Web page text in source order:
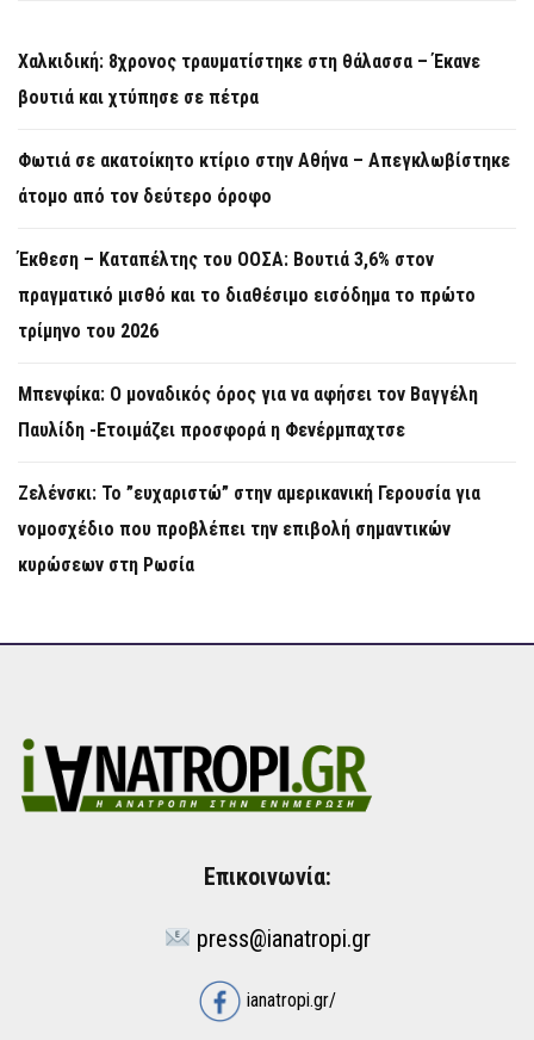
Χαλκιδική: 8χρονος τραυματίστηκε στη θάλασσα – Έκανε
βουτιά και χτύπησε σε πέτρα
Φωτιά σε ακατοίκητο κτίριο στην Αθήνα – Απεγκλωβίστηκε
άτομο από τον δεύτερο όροφο
Έκθεση – Καταπέλτης του ΟΟΣΑ: Βουτιά 3,6% στον
πραγματικό μισθό και το διαθέσιμο εισόδημα το πρώτο
τρίμηνο του 2026
Μπενφίκα: Ο μοναδικός όρος για να αφήσει τον Βαγγέλη
Παυλίδη -Ετοιμάζει προσφορά η Φενέρμπαχτσε
Ζελένσκι: Το ”ευχαριστώ” στην αμερικανική Γερουσία για
νομοσχέδιο που προβλέπει την επιβολή σημαντικών
κυρώσεων στη Ρωσία
Επικοινωνία:
press@ianatropi.gr
ianatropi.gr/